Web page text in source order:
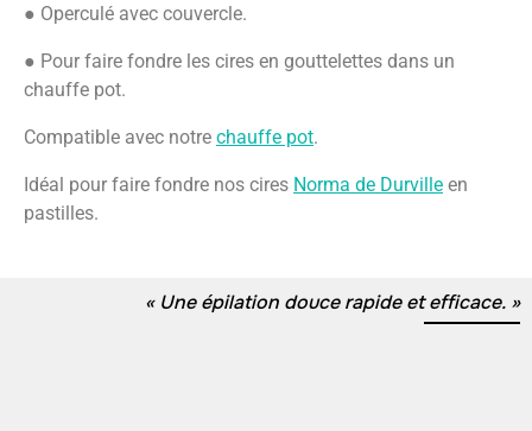
● Operculé avec couvercle.
● Pour faire fondre les cires en gouttelettes dans un
chauffe pot.
Compatible avec notre chauffe pot.
Idéal pour faire fondre nos cires Norma de Durville en
pastilles.
« Une épilation douce rapide et efficace. »